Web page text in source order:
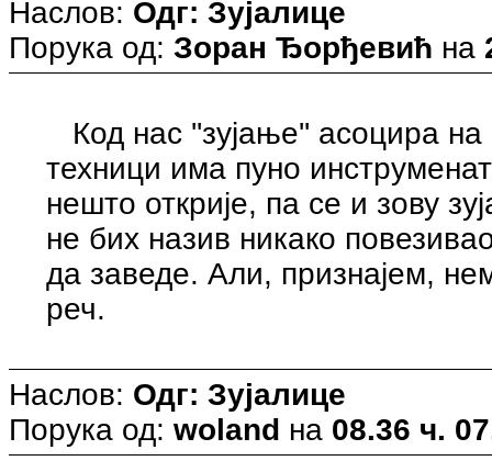
Наслов: Одг: Зујалице
Порука од: Зоран Ђорђевић на
Код нас ''зујање'' асоцира
техници има пуно
нешто открије, па се и зову
не бих назив никако
да заведе. Али, признајем,
реч.
Наслов: Одг: Зујалице
Порука од: woland на 08.36 ч.